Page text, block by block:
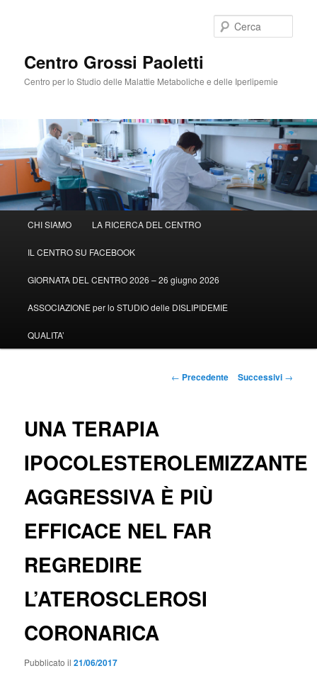
Centro Grossi Paoletti
Centro per lo Studio delle Malattie Metaboliche e delle Iperlipemie
principale
Vai
al
contenuto
CHI SIAMO LA RICERCA DEL CENTRO
IL CENTRO SU FACEBOOK
GIORNATA DEL CENTRO 2026 – 26 giugno 2026
ASSOCIAZIONE per lo STUDIO delle DISLIPIDEMIE
QUALITA’
Navigazione
← Precedente Successivi →
UNA TERAPIA
IPOCOLESTEROLEMIZZANTE
AGGRESSIVA È PIÙ
EFFICACE NEL FAR
REGREDIRE
L’ATEROSCLEROSI
CORONARICA
Pubblicato il21/06/2017